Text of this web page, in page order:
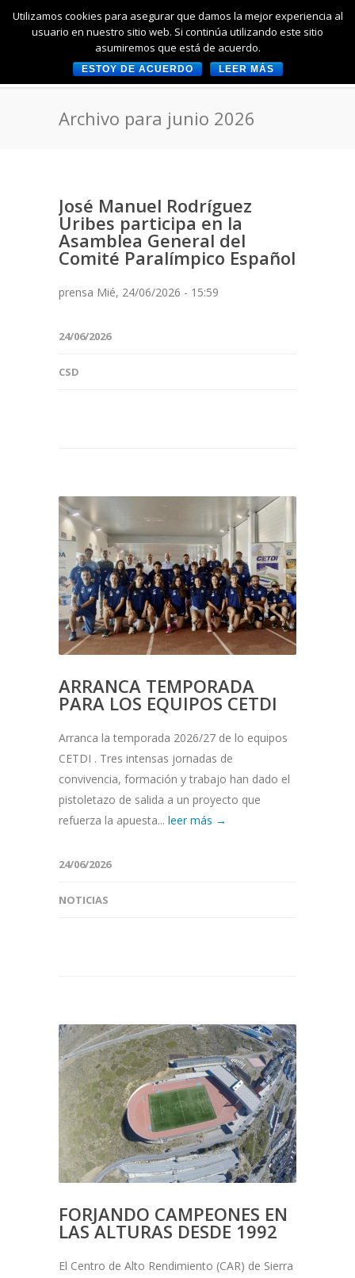
Archivo para junio 2026
José Manuel Rodríguez
Uribes participa en la
Asamblea General del
Comité Paralímpico Español
prensa Mié, 24/06/2026 - 15:59
24/06/2026
CSD
ARRANCA TEMPORADA
PARA LOS EQUIPOS CETDI
Arranca la temporada 2026/27 de lo equipos
CETDI . Tres intensas jornadas de
convivencia, formación y trabajo han dado el
pistoletazo de salida a un proyecto que
refuerza la apuesta... leer más →
24/06/2026
NOTICIAS
FORJANDO CAMPEONES EN
LAS ALTURAS DESDE 1992
El Centro de Alto Rendimiento (CAR) de Sierra
Utilizamos cookies para asegurar que damos la mejor experiencia al
usuario en nuestro sitio web. Si continúa utilizando este sitio
asumiremos que está de acuerdo.
ESTOY DE ACUERDO LEER MÁS